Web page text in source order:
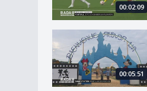
00:02:09
Disneyland en Veveyse
00:05:51